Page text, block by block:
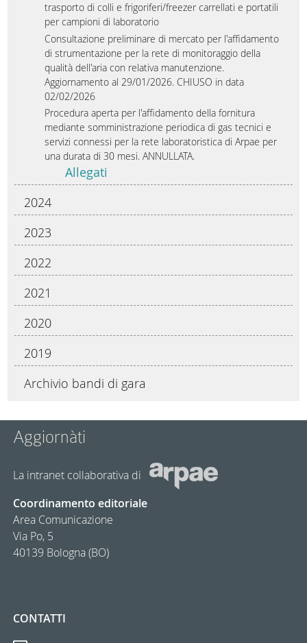
trasporto di colli e frigoriferi/freezer carrellati e portatili
per campioni di laboratorio
Consultazione preliminare di mercato per l'affidamento
di strumentazione per la rete di monitoraggio della
qualità dell'aria con relativa manutenzione.
Aggiornamento al 29/01/2026. CHIUSO in data
02/02/2026
Procedura aperta per l'affidamento della fornitura
mediante somministrazione periodica di gas tecnici e
servizi connessi per la rete laboratoristica di Arpae per
una durata di 30 mesi. ANNULLATA.
Allegati
2024
2023
2022
2021
2020
2019
Archivio bandi di gara
Aggiornàti
La intranet collaborativa di
Coordinamento editoriale
Area Comunicazione
Via Po, 5
40139 Bologna (BO)
CONTATTI